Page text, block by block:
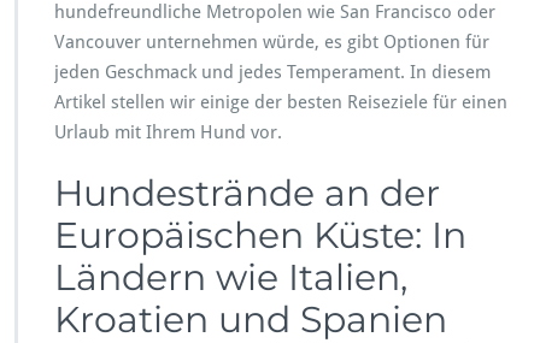
m
i
t
e
n
hundefreundliche Metropolen wie San Francisco oder
Vancouver unternehmen würde, es gibt Optionen für
jeden Geschmack und jedes Temperament. In diesem
Artikel stellen wir einige der besten Reiseziele für einen
Urlaub mit Ihrem Hund vor.
Hundestrände an der
Europäischen Küste: In
Ländern wie Italien,
Kroatien und Spanien